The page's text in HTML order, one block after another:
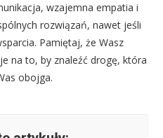
wzajemna empatia i
rozwiązań, nawet jeśli
Pamiętaj, że Wasz
na to, by znaleźć drogę, która
obojga.